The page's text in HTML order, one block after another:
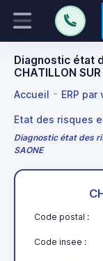
Diagnostic état
CHATILLON
Accueil ERP par
Etat des risques
Diagnostic état des
SAONE
Code postal :
Code insee :